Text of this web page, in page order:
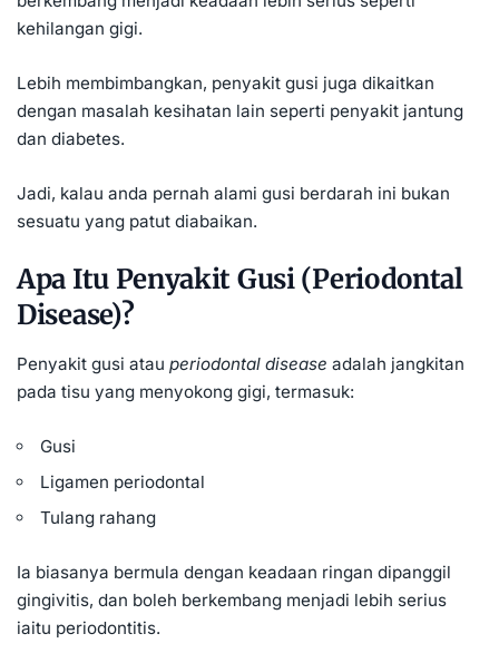
kehilangan gigi.
Lebih membimbangkan, penyakit gusi juga dikaitkan
dengan masalah kesihatan lain seperti penyakit jantung
dan diabetes.
Jadi, kalau anda pernah alami gusi berdarah ini bukan
sesuatu yang patut diabaikan.
Apa Itu Penyakit Gusi (Periodontal
Disease)?
Penyakit gusi atau periodontal disease adalah jangkitan
pada tisu yang menyokong gigi, termasuk:
Gusi
Ligamen periodontal
Tulang rahang
Ia biasanya bermula dengan keadaan ringan dipanggil
gingivitis, dan boleh berkembang menjadi lebih serius
iaitu periodontitis.